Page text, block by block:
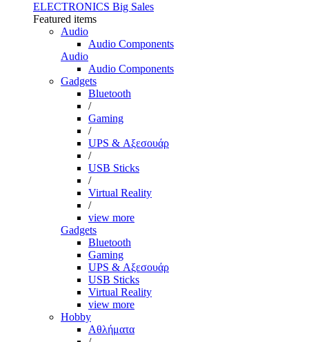
ELECTRONICS Big Sales
Featured items
Audio
Audio Components
Audio
Audio Components
Gadgets
Bluetooth
/
Gaming
/
UPS & Αξεσουάρ
/
USB Sticks
/
Virtual Reality
/
view more
Gadgets
Bluetooth
Gaming
UPS & Αξεσουάρ
USB Sticks
Virtual Reality
view more
Hobby
Αθλήματα